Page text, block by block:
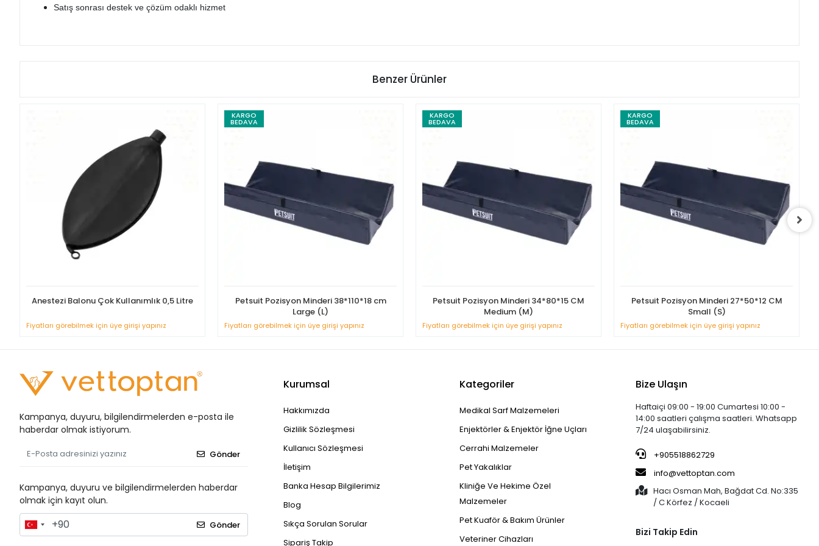
Satış sonrası destek ve çözüm odaklı hizmet
Benzer Ürünler
Anestezi Balonu Çok Kullanımlık 0,5 Litre
Fiyatları görebilmek için üye girişi yapınız
KARGO
BEDAVA
Petsuit Pozisyon Minderi 38*110*18 cm
Large (L)
Fiyatları görebilmek için üye girişi yapınız
KARGO
BEDAVA
Petsuit Pozisyon Minderi 34*80*15 CM
Medium (M)
Fiyatları görebilmek için üye girişi yapınız
KARGO
BEDAVA
Petsuit Pozisyon Minderi 27*50*12 CM
Small (S)
Fiyatları görebilmek için üye girişi yapınız
Kampanya, duyuru, bilgilendirmelerden e-posta ile
haberdar olmak istiyorum.
Gönder
Kampanya, duyuru ve bilgilendirmelerden haberdar
olmak için kayıt olun.
Gönder
Kurumsal
Hakkımızda
Gizlilik Sözleşmesi
Kullanıcı Sözleşmesi
İletişim
Banka Hesap Bilgilerimiz
Blog
Sıkça Sorulan Sorular
Sipariş Takip
Kategoriler
Medikal Sarf Malzemeleri
Enjektörler & Enjektör İğne Uçları
Cerrahi Malzemeler
Pet Yakalıklar
Kliniğe Ve Hekime Özel
Malzemeler
Pet Kuaför & Bakım Ürünler
Veteriner Cihazları
Bize Ulaşın
Haftaiçi 09:00 - 19:00 Cumartesi 10:00 -
14:00 saatleri çalışma saatleri. Whatsapp
7/24 ulaşabilirsiniz.
+905518862729
info@vettoptan.com
Hacı Osman Mah, Bağdat Cd. No:335
/ C Körfez / Kocaeli
Bizi Takip Edin